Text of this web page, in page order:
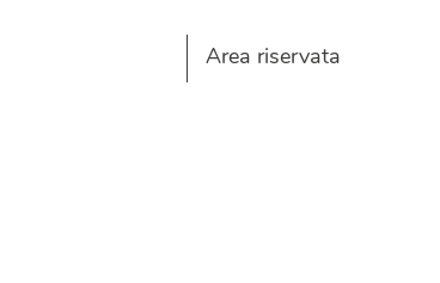
Area riservata